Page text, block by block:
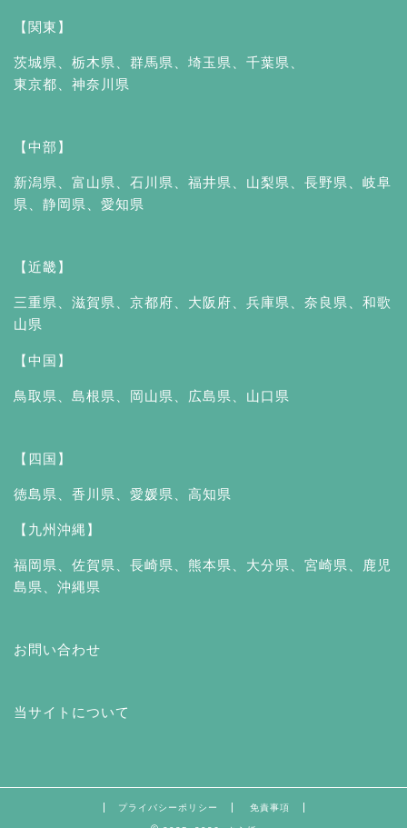
【関東】
茨城県 栃木県 群馬県 埼玉県 千葉県
東京都
神奈川県
【中部】
新潟県 富山県 石川県 福井県 山梨県 長野県
岐阜
県
静岡県 愛知県
【近畿】
三重県、 滋賀県、 京都府、 大阪府、 兵庫県、 奈良県、 和歌
山県
【中国】
鳥取県 島根県 岡山県 広島県 山口県
【四国】
徳島県 香川県 愛媛県 高知県
【九州沖縄】
福岡県 佐賀県 長崎県 熊本県 大分県 宮崎県
鹿児
島県
沖縄県
お問い合わせ
当サイトについて
プライバシーポリシー 免責事項